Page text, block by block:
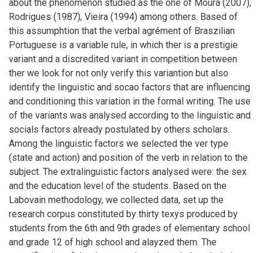
about the phenomenon studied as the one of Moura (2007),
Rodrigues (1987), Vieira (1994) among others. Based of
this assumphtion that the verbal agrément of Braszilian
Portuguese is a variable rule, in which ther is a prestigie
variant and a discredited variant in competition between
ther we look for not only verify this variantion but also
identify the linguistic and socao factors that are influencing
and conditioning this variation in the formal writing. The use
of the variants was analysed according to the linguistic and
socials factors already postulated by others scholars.
Among the linguistic factors we selected the ver type
(state and action) and position of the verb in relation to the
subject. The extralinguistic factors analysed were: the sex
and the education level of the students. Based on the
Labovain methodology, we collected data, set up the
research corpus constituted by thirty texys produced by
students from the 6th and 9th grades of elementary school
and grade 12 of high school and alayzed them. The